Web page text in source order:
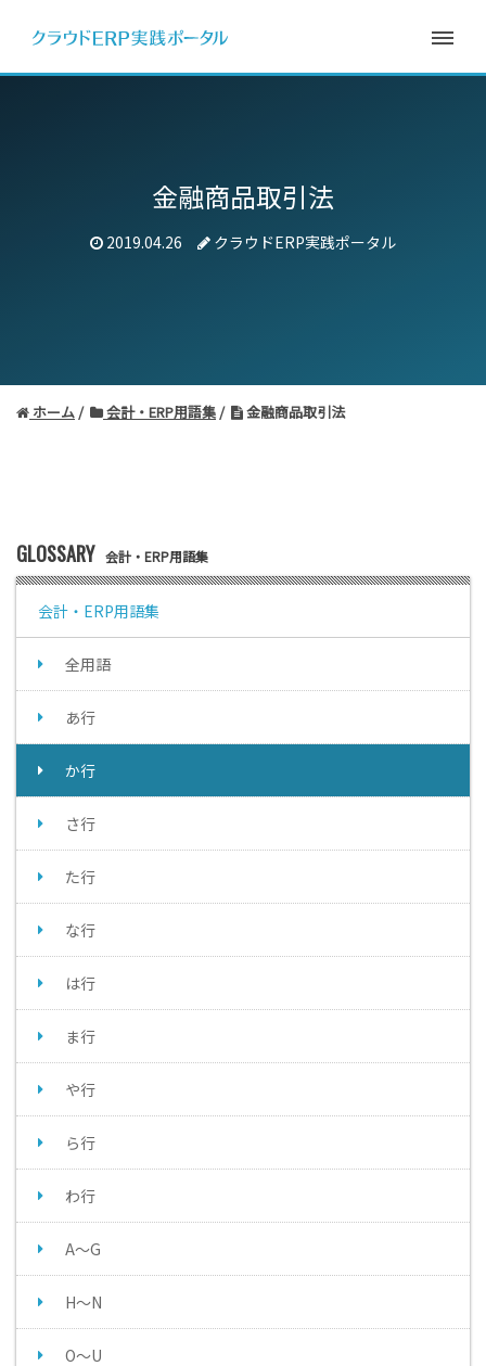
金融商品取引法
2019.04.26 クラウドERP実践ポータル
ホーム 会計・ERP用語集 金融商品取引法
GLOSSARY 会計・ERP用語集
会計・ERP用語集
全用語
あ行
か行
さ行
た行
な行
は行
ま行
や行
ら行
わ行
A～G
H～N
O～U